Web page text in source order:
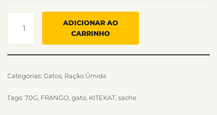
ADICIONAR AO
CARRINHO
Categorias: Gatos, Ração Úmida
Tags: 70G, FRANGO, gato, KITEKAT, sache